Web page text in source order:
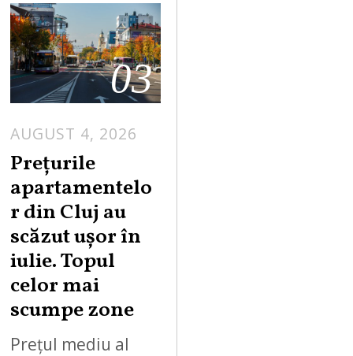
03
AUGUST 4, 2026
Prețurile
apartamentelo
r din Cluj au
scăzut ușor în
iulie. Topul
celor mai
scumpe zone
Prețul mediu al